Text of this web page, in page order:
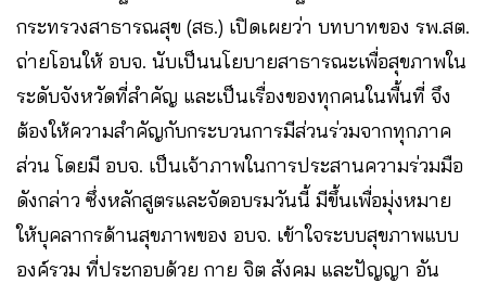
กระทรวงสาธารณสุข (สธ.) เปิดเผยว่า บทบาทของ รพ.สต.
ถ่ายโอนให้ อบจ. นับเป็นนโยบายสาธารณะเพื่อสุขภาพใน
ระดับจังหวัดที่สำคัญ และเป็นเรื่องของทุกคนในพื้นที่ จึง
ต้องให้ความสำคัญกับกระบวนการมีส่วนร่วมจากทุกภาค
ส่วน โดยมี อบจ. เป็นเจ้าภาพในการประสานความร่วมมือ
ดังกล่าว ซึ่งหลักสูตรและจัดอบรมวันนี้ มีขึ้นเพื่อมุ่งหมาย
ให้บุคลากรด้านสุขภาพของ อบจ. เข้าใจระบบสุขภาพแบบ
องค์รวม ที่ประกอบด้วย กาย จิต สังคม และปัญญา อัน